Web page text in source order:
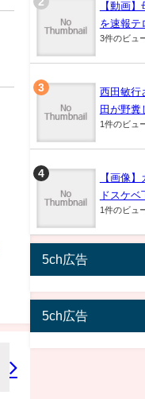
【動画
を速報テ
3件のビュ
西田敏
田が野糞
1件のビュ
【画像
ドスケベ
1件のビュ
5ch広告
5ch広告